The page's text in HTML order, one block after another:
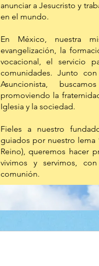
anunciar a Jesucristo y
en el mundo.
En México, nuestra
evangelización, la
vocacional, el servicio
comunidades. Junto
Asuncionista,
promoviendo la
Iglesia y la sociedad.
Fieles a nuestro
guiados por nuestro lema
Reino), queremos hacer
vivimos y servimos,
comunión.